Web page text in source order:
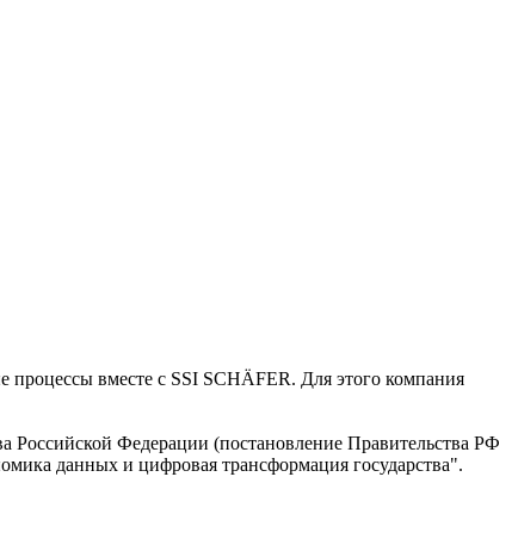
процессы вместе с SSI SCHÄFER. Для этого компания